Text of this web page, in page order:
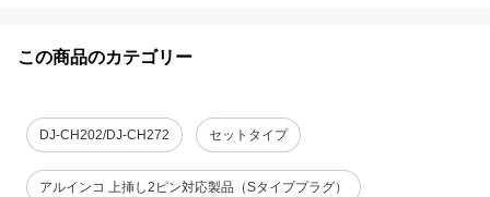
この商品のカテゴリー
DJ-CH202/DJ-CH272 セットタイプ
アルインコ 上挿し2ピン対応製品（Sタイププラグ）